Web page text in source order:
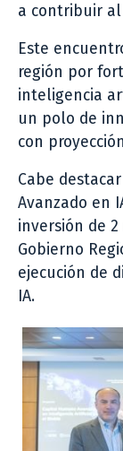
a contribuir al
Este
región por
inteligencia
un polo de
con
Cabe
Avanzado en
inversión de
Gobierno
ejecución de
IA.